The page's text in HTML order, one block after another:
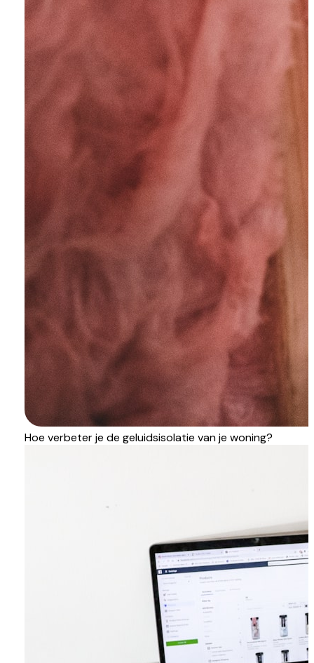
Hoe verbeter je de geluidsisolatie van je woning?